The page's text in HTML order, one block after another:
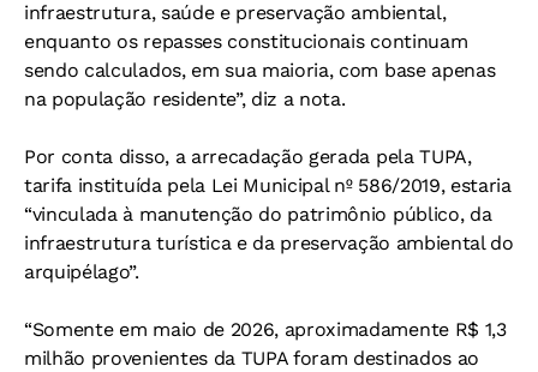
infraestrutura, saúde e preservação ambiental,
enquanto os repasses constitucionais continuam
sendo calculados, em sua maioria, com base apenas
na população residente”, diz a nota.
Por conta disso, a arrecadação gerada pela TUPA,
tarifa instituída pela Lei Municipal nº 586/2019, estaria
“vinculada à manutenção do patrimônio público, da
infraestrutura turística e da preservação ambiental do
arquipélago”.
“Somente em maio de 2026, aproximadamente R$ 1,3
milhão provenientes da TUPA foram destinados ao